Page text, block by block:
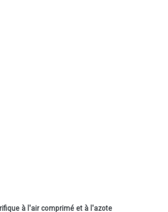
à l'air comprimé et à l'azote